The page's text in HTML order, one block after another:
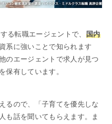
る転職エージェントで、 国内
系に強いことで知られます
のエージェントで求人が見つ
保有しています。
るので、「子育てを優先しな
も話を聞いてもらえます。ま